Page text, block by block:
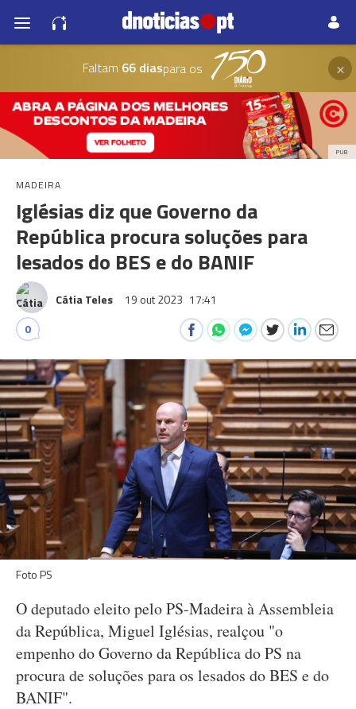
Faltam 66 diaspara os ×
PUB
MADEIRA
Iglésias diz que Governo da
República procura soluções para
lesados do BES e do BANIF
Cátia Teles 19 out 2023 17:41
0
Foto PS
O deputado eleito pelo PS-Madeira à Assembleia
da República, Miguel Iglésias, realçou "o
empenho do Governo da República do PS na
procura de soluções para os lesados do BES e do
BANIF".